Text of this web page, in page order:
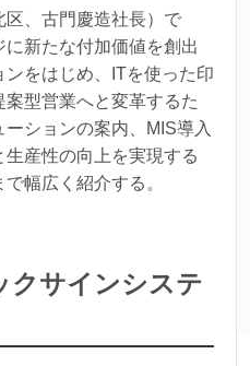
、古門慶造社長）で
新たな付加価値を創出
をはじめ、ITを使った印
型営業へと変革するた
ションの案内、MIS導入
産性の向上を実現する
幅広く紹介する。
クサインシステ